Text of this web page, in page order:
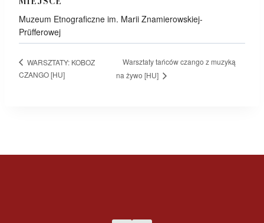
Muzeum Etnograficzne im. Marii Znamierowskiej-
Prüfferowej
WARSZTATY: KOBOZ
CZANGO [HU]
Warsztaty tańców czango z muzyką
na żywo [HU]